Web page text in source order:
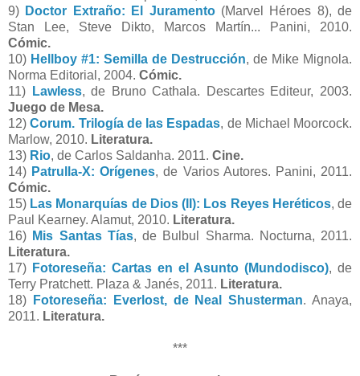
9) Doctor Extraño: El Juramento(Marvel Héroes 8), de
Stan Lee, Steve Dikto, Marcos Martín... Panini, 2010.
Cómic.
10) Hellboy #1: Semilla de Destrucción, de Mike Mignola.
Norma Editorial, 2004. Cómic.
11)
Lawless, de Bruno Cathala. Descartes Editeur, 2003.
Juego de Mesa.
12)Corum. Trilogía de las Espadas, de Michael Moorcock.
Marlow, 2010. Literatura.
13) Rio, de Carlos Saldanha. 2011. Cine.
14) Patrulla-X: Orígenes, de Varios Autores. Panini, 2011.
Cómic.
15) Las Monarquías de Dios (II): Los Reyes Heréticos, de
Paul Kearney. Alamut, 2010. Literatura.
16) Mis Santas Tías, de Bulbul Sharma. Nocturna, 2011.
Literatura.
17) Fotoreseña: Cartas en el Asunto (Mundodisco), de
Terry Pratchett. Plaza & Janés, 2011. Literatura.
18)
Fotoreseña: Everlost, de Neal Shusterman. Anaya,
2011. Literatura.
***